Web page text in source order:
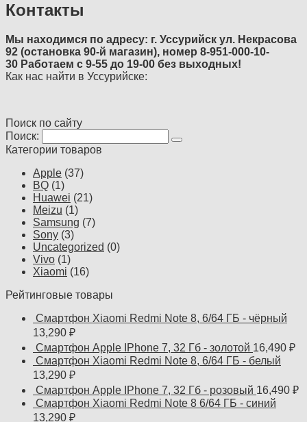
Контакты
Мы находимся по адресу: г. Уссурийск ул. Некрасова
92 (остановка 90-й магазин), номер 8-951-000-10-
30 Работаем с 9-55 до 19-00 без выходных!
Как нас найти в Уссурийске:
Поиск по сайту
Поиск:
Категории товаров
Apple (37)
BQ (1)
Huawei (21)
Meizu (1)
Samsung (7)
Sony (3)
Uncategorized (0)
Vivo (1)
Xiaomi (16)
Рейтинговые товары
Смартфон Xiaomi Redmi Note 8, 6/64 ГБ - чёрный
13,290 ₽
Смартфон Apple IPhone 7, 32 Гб - золотой 16,490 ₽
Смартфон Xiaomi Redmi Note 8, 6/64 ГБ - белый
13,290 ₽
Смартфон Apple IPhone 7, 32 Гб - розовый 16,490 ₽
Смартфон Xiaomi Redmi Note 8 6/64 ГБ - синий
13,290 ₽